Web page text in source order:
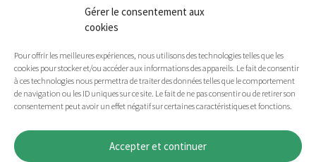
Gérer le consentement aux
cookies
Pour offrir les meilleures expériences, nous utilisons des technologies telles que les
cookies pour stocker et/ou accéder aux informations des appareils. Le fait de consentir
à ces technologies nous permettra de traiter des données telles que le comportement
de navigation ou les ID uniques sur ce site. Le fait de ne pas consentir ou de retirer son
consentement peut avoir un effet négatif sur certaines caractéristiques et fonctions.
Accepter et continuer
56330 PLUVIGNER
02 97 50 90 80
Permanence téléphonique24h/24et7j/7